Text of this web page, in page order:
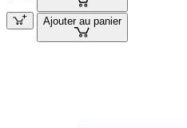
Ajouter au panier